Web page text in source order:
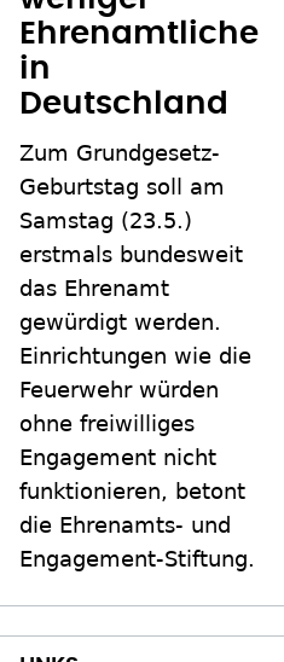
Ehrenamtliche
in
Deutschland
Zum Grundgesetz-
Geburtstag soll am
Samstag (23.5.)
erstmals bundesweit
das Ehrenamt
gewürdigt werden.
Einrichtungen wie die
Feuerwehr würden
ohne freiwilliges
Engagement nicht
funktionieren, betont
die Ehrenamts- und
Engagement-Stiftung.